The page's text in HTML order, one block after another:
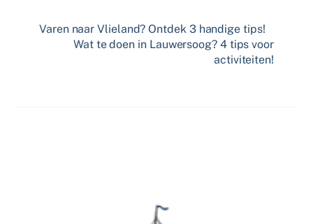
Varen naar Vlieland? Ontdek 3 handige tips!
Wat te doen in Lauwersoog? 4 tips voor
activiteiten!